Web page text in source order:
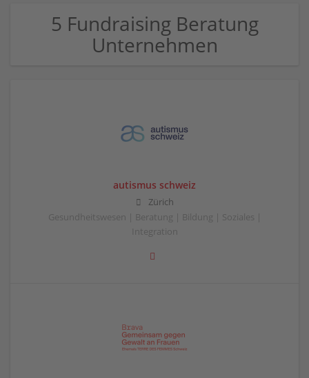
5 Fundraising Beratung
Unternehmen
autismus schweiz
Zürich
Gesundheitswesen | Beratung | Bildung | Soziales |
Integration